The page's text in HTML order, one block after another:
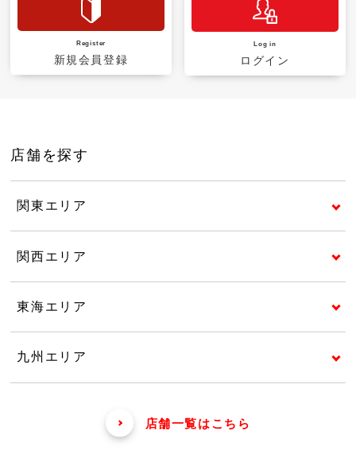
Register
新規会員登録
Log in
ログイン
店舗を探す
関東エリア
関西エリア
東海エリア
九州エリア
店舗一覧はこちら